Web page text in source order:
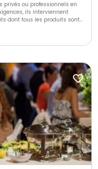
privés ou professionnels en
ils interviennent
dont tous les produits sont
selon vos envies.